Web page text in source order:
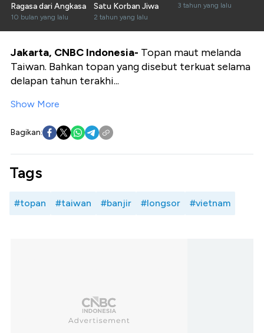
Ragasa dari Angkasa
10 bulan yang lalu
Satu Korban Jiwa
2 tahun yang lalu
3 tahun yang lalu
Jakarta, CNBC Indonesia- Topan maut melanda
Taiwan. Bahkan topan yang disebut terkuat selama
delapan tahun terakhi...
Show More
Bagikan:
Tags
#topan #taiwan #banjir #longsor #vietnam